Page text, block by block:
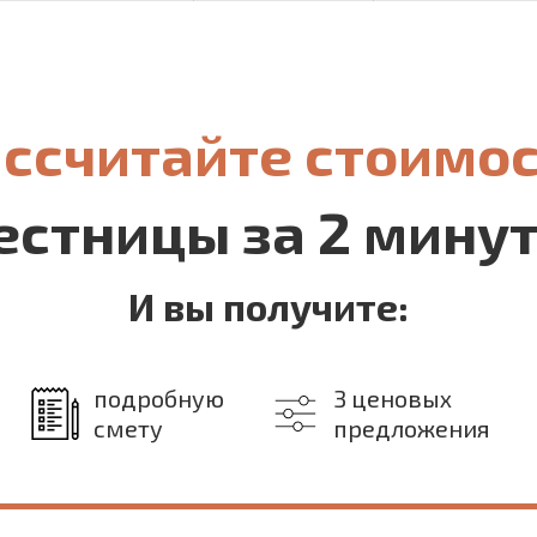
за 2
И вы получите:
подробную
смету
3 ценовых
предложения